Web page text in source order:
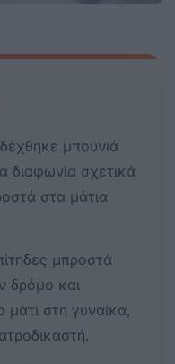
μπουνιά
διαφωνία σχετικά
στα μάτια
μπροστά
δρόμο και
στη γυναίκα,